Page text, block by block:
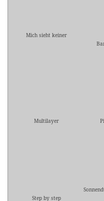
Mich sieht keiner
Multilayer
Step by step